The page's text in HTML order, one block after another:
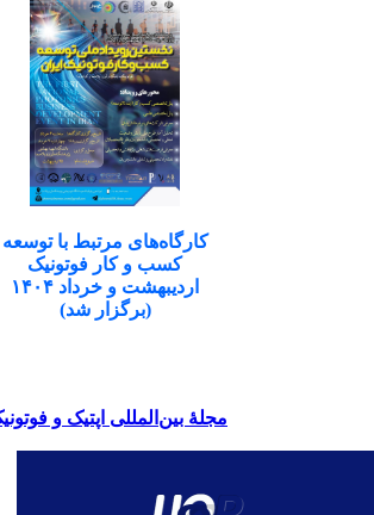
کارگاه‌های مرتبط با توسعه
کسب و کار فوتونیک
اردیبهشت و خرداد ۱۴۰۴
(برگزار شد)
مجلۀ بین‌المللی اپتیک و فوتونیک